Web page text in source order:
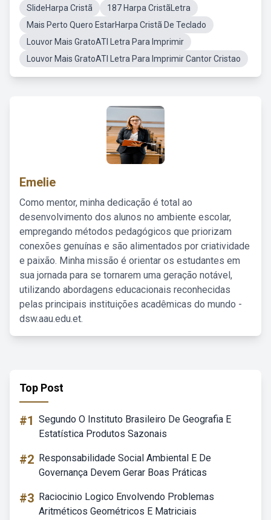
SlideHarpa Cristã
187 Harpa CristãLetra
Mais Perto Quero EstarHarpa Cristã De Teclado
Louvor Mais GratoATI Letra Para Imprimir
Louvor Mais GratoATI Letra Para Imprimir Cantor Cristao
Emelie
Como mentor, minha dedicação é total ao
desenvolvimento dos alunos no ambiente escolar,
empregando métodos pedagógicos que priorizam
conexões genuínas e são alimentados por criatividade
e paixão. Minha missão é orientar os estudantes em
sua jornada para se tornarem uma geração notável,
utilizando abordagens educacionais reconhecidas
pelas principais instituições acadêmicas do mundo -
dsw.aau.edu.et.
Top Post
#1 Segundo O Instituto Brasileiro De Geografia E
Estatística Produtos Sazonais
#2 Responsabilidade Social Ambiental E De
Governança Devem Gerar Boas Práticas
#3 Raciocinio Logico Envolvendo Problemas
Aritméticos Geométricos E Matriciais